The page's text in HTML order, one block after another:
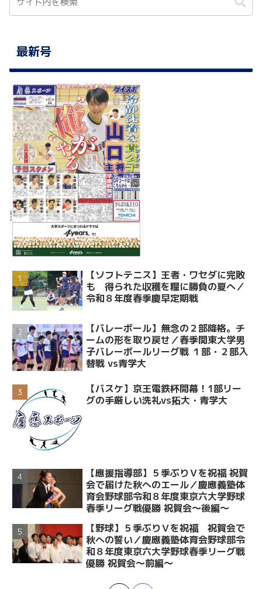
最新号
【ソフトテニス】王者・ワセダに完敗
も 得られた収穫を糧に勝負の夏へ／
令和８年度春季慶早定期戦
【バレーボール】無念の２部降格。チ
ームの形を取り戻せ／春季関東大学男
子バレーボールリーグ戦 １部・２部入
替戦 vs青学大
【バスケ】京王電鉄杯開幕！1部リー
グの手厳しい洗礼vs拓大・青学大
【應援指導部】５季ぶりＶを祝福 祝賀
会で届けた秋へのエール／慶應義塾体
育会野球部令和８年度東京六大学野球
春季リーグ戦優勝 祝賀会～後編～
【野球】５季ぶりＶを祝福 祝賀会で
秋への誓い／慶應義塾体育会野球部令
和８年度東京六大学野球春季リーグ戦
優勝 祝賀会～前編～